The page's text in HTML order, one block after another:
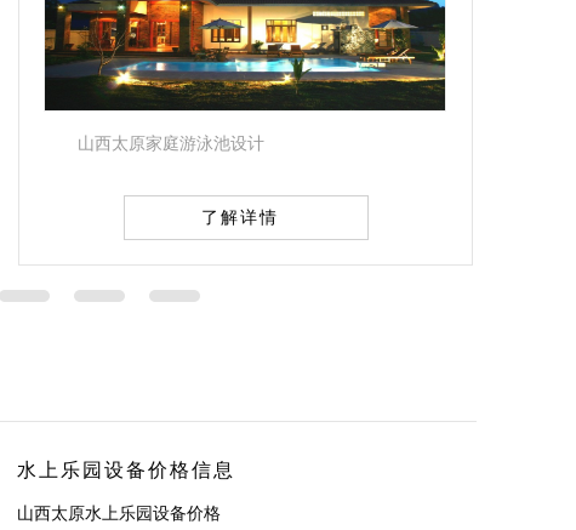
山西桑拿房设计
水上乐园设备价格信息
山西太原水上乐园设备价格